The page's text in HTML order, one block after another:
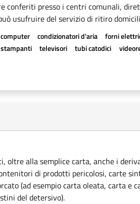
conferiti presso i centri comunali,
usufruire del servizio di ritiro
computer condizionatori d'aria forni
stampanti televisori tubi catodici
oltre alla semplice carta, anche i
di prodotti pericolosi, carte
(ad esempio carta oleata, carta
del detersivo).